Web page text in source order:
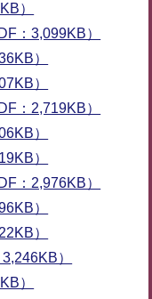
）
：3,099KB）
）
）
：2,719KB）
）
）
：2,976KB）
）
）
）
）